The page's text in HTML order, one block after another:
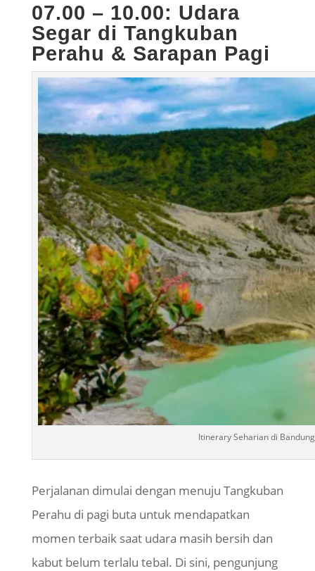
07.00 – 10.00: Udara
Segar di Tangkuban
Perahu & Sarapan Pagi
Itinerary Seharian di
Perjalanan dimulai dengan menuju Tangkuban
Perahu di pagi buta untuk mendapatkan
momen terbaik saat udara masih bersih dan
kabut belum terlalu tebal. Di sini, pengunjung